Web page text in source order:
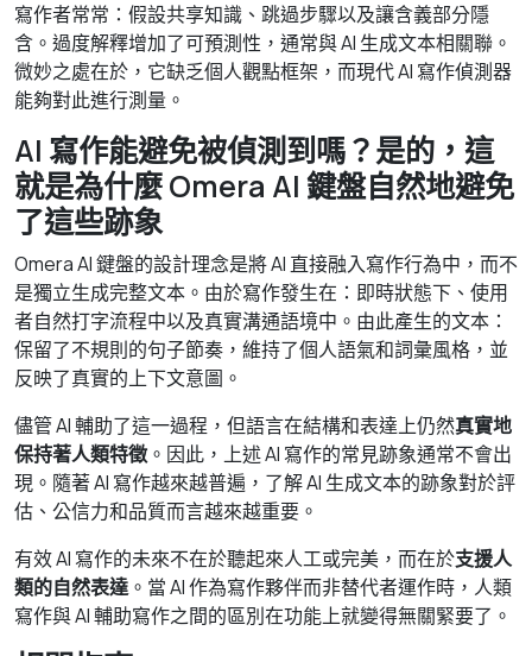
寫作者常常：假設共享知識、跳過步驟以及讓含義部分隱
含。過度解釋增加了可預測性，通常與 AI 生成文本相關聯。
微妙之處在於，它缺乏個人觀點框架，而現代 AI 寫作偵測器
能夠對此進行測量。
AI 寫作能避免被偵測到嗎？是的，這
就是為什麼 Omera AI 鍵盤自然地避免
了這些跡象
Omera AI 鍵盤的設計理念是將 AI 直接融入寫作行為中，而不
是獨立生成完整文本。由於寫作發生在：即時狀態下、使用
者自然打字流程中以及真實溝通語境中。由此產生的文本：
保留了不規則的句子節奏，維持了個人語氣和詞彙風格，並
反映了真實的上下文意圖。
儘管 AI 輔助了這一過程，但語言在結構和表達上仍然真實地
保持著人類特徵。因此，上述 AI 寫作的常見跡象通常不會出
現。隨著 AI 寫作越來越普遍，了解 AI 生成文本的跡象對於評
估、公信力和品質而言越來越重要。
有效 AI 寫作的未來不在於聽起來人工或完美，而在於支援人
類的自然表達。當 AI 作為寫作夥伴而非替代者運作時，人類
寫作與 AI 輔助寫作之間的區別在功能上就變得無關緊要了。